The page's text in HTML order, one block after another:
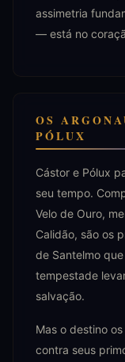
assimetria
— está no
OS
PÓLUX
Cástor e Pólux
seu tempo.
Velo de Ouro,
Calidão, são os
de Santelmo
tempestade
salvação.
Mas o destino
contra seus